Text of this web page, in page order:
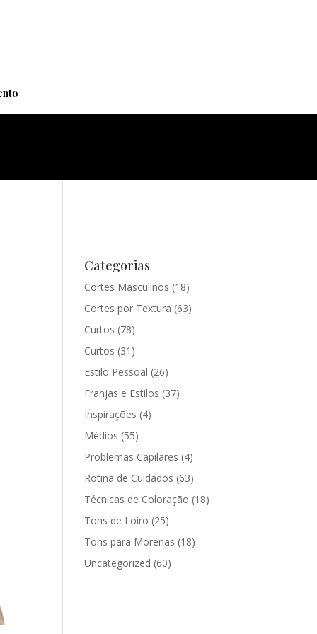
Categorias
Cortes Masculinos (18)
Cortes por Textura (63)
Curtos (78)
Curtos (31)
Estilo Pessoal (26)
Franjas e Estilos (37)
Inspirações (4)
Médios (55)
Problemas Capilares (4)
Rotina de Cuidados (63)
Técnicas de Coloração (18)
Tons de Loiro (25)
Tons para Morenas (18)
Uncategorized (60)